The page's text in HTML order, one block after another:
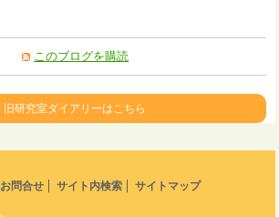
このブログを購読
旧研究室ダイアリーはこちら
お問合せ サイト内検索 サイトマップ